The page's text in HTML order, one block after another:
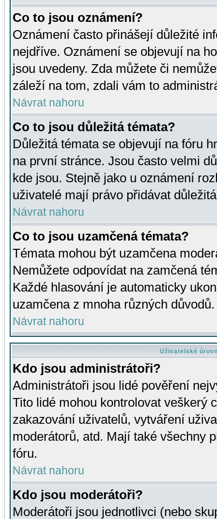
Co to jsou oznámení?
Oznámení často přinášejí důležité
nejdříve. Oznámení se objevují na
jsou uvedeny. Zda můžete či
záleží na tom, zdali vám to
Návrat nahoru
Co to jsou důležitá témata?
Důležitá témata se objevují na fóru
na první stránce. Jsou často velmi
kde jsou. Stejně jako u oznámení
uživatelé mají právo přidávat
Návrat nahoru
Co to jsou uzamčená témata?
Témata mohou být uzamčena
Nemůžete odpovídat na zamčená
Každé hlasování je automaticky
uzamčena z mnoha různých důvodů.
Návrat nahoru
Uživatelské
Kdo jsou administrátoři?
Administrátoři jsou lidé pověření
Tito lidé mohou kontrolovat veškerý
zakazování uživatelů, vytváření
moderátorů, atd. Mají také všechny
fóru.
Návrat nahoru
Kdo jsou moderátoři?
Moderátoři jsou jednotlivci (nebo